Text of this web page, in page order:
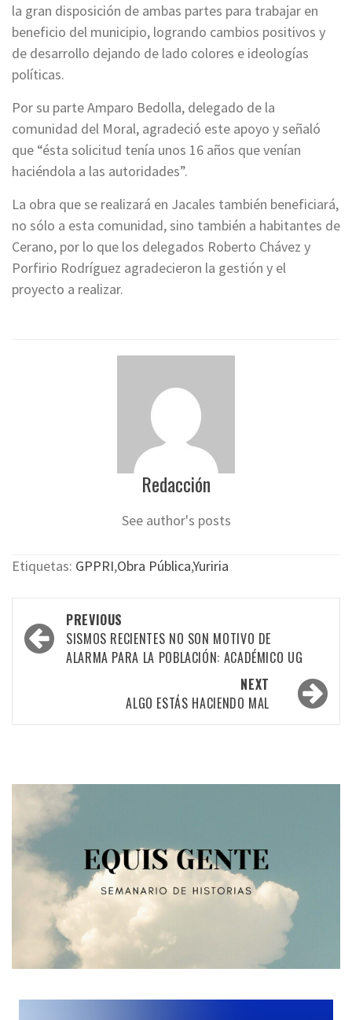
la gran disposición de ambas partes para trabajar en
beneficio del municipio, logrando cambios positivos y
de desarrollo dejando de lado colores e ideologías
políticas.
Por su parte Amparo Bedolla, delegado de la
comunidad del Moral, agradeció este apoyo y señaló
que “ésta solicitud tenía unos 16 años que venían
haciéndola a las autoridades”.
La obra que se realizará en Jacales también beneficiará,
no sólo a esta comunidad, sino también a habitantes de
Cerano, por lo que los delegados Roberto Chávez y
Porfirio Rodríguez agradecieron la gestión y el
proyecto a realizar.
Redacción
See author's posts
Etiquetas: GPPRI,Obra Pública,Yuriria
Post
navigation
PREVIOUS
SISMOS RECIENTES NO SON MOTIVO DE
ALARMA PARA LA POBLACIÓN: ACADÉMICO UG
NEXT
ALGO ESTÁS HACIENDO MAL